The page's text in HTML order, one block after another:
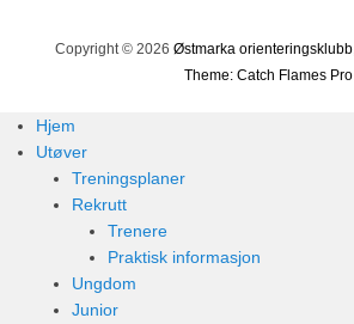
Copyright © 2026 Østmarka orienteringsklubb
Theme: Catch Flames Pro
Hjem
Utøver
Treningsplaner
Rekrutt
Trenere
Praktisk informasjon
Ungdom
Junior